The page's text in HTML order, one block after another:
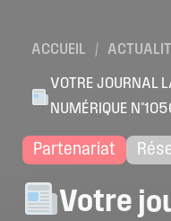
ACCUEIL /
VOTRE JOURNAL
NUMÉRIQUE
Partenariat
Votre